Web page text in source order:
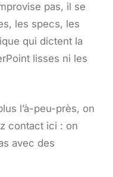
pas, il se
les specs, les
qui dictent la
lisses ni les
l’à-peu-près, on
contact ici : on
avec des